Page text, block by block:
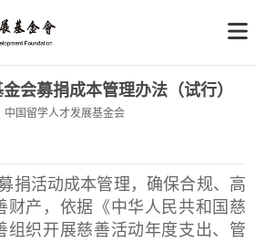
会募捐成本管理办法（试行）
中国留学人才发展基金会
捐活动成本管理，确保合规、高
财产，依据《中华人民共和国慈
组织开展慈善活动年度支出、管